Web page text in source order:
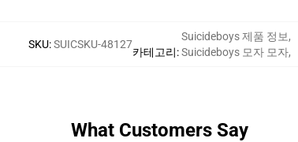
SKU:SUICSKU-48127
카테고리:
Suicideboys 제품 정보,
Suicideboys 모자 모자,
What Customers Say